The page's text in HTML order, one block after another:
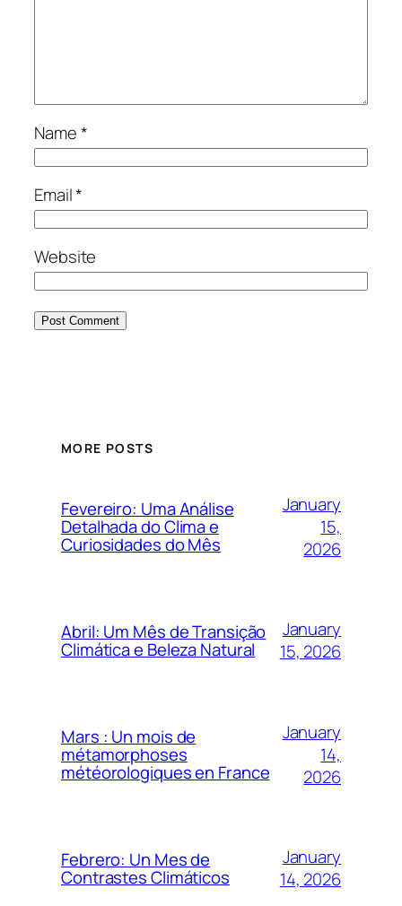
Name*
Email*
Website
MORE POSTS
Fevereiro: Uma Análise
Detalhada do Clima e
Curiosidades do Mês
January
15,
2026
Abril: Um Mês de Transição
Climática e Beleza Natural
January
15, 2026
Mars : Un mois de
métamorphoses
météorologiques en France
January
14,
2026
Febrero: Un Mes de
Contrastes Climáticos
January
14, 2026